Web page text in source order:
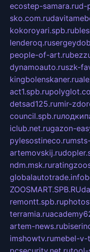
ecostep-samara.rud-
sko.com.ru
kokoroyari.spb.ru
lenderoq.ru
people-of-art.ru
dynamoauto.ruszk-
kingbolenskaner.ru
act1.spb.ru
detsad125.rumir-
council.spb.ru
iclub.net.rugazon-
pylesostineco.ru
artemovskij.ru
ndm.msk.ru
globalautotrade.info
ZOOSMART.SPB.RU
remontt.spb.ru
terramia.ru
artem-news.ru
imshowtv.rumebel-v-